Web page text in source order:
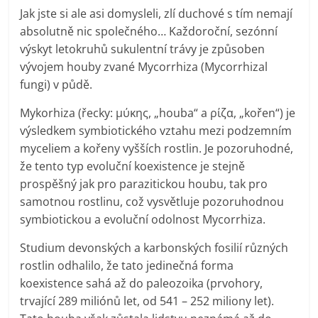
Jak jste si ale asi domysleli, zlí duchové s tím nemají
absolutně nic společného… Každoroční, sezónní
výskyt letokruhů sukulentní trávy je způsoben
vývojem houby zvané Mycorrhiza (Mycorrhizal
fungi) v půdě.
Mykorhiza (řecky: μύκης, „houba“ a ρίζα, „kořen“) je
výsledkem symbiotického vztahu mezi podzemním
myceliem a kořeny vyšších rostlin. Je pozoruhodné,
že tento typ evoluční koexistence je stejně
prospěšný jak pro parazitickou houbu, tak pro
samotnou rostlinu, což vysvětluje pozoruhodnou
symbiotickou a evoluční odolnost Mycorrhiza.
Studium devonských a karbonských fosilií různých
rostlin odhalilo, že tato jedinečná forma
koexistence sahá až do paleozoika (prvohory,
trvající 289 miliónů let, od 541 – 252 miliony let).